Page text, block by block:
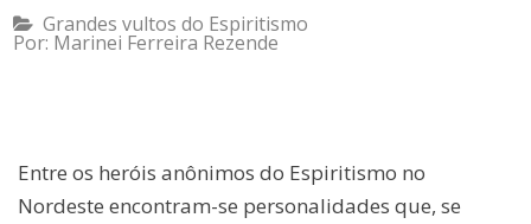
Grandes vultos do Espiritismo
Por: Marinei Ferreira Rezende
Entre os heróis anônimos do Espiritismo no
Nordeste encontram-se personalidades que, se